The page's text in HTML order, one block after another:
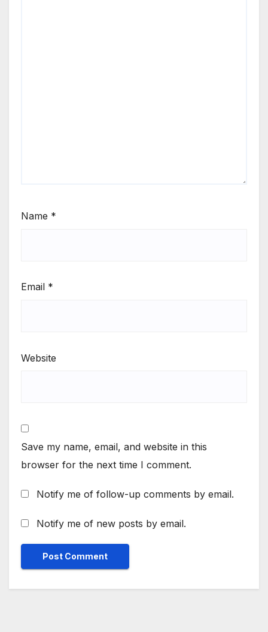
Name *
Email *
Website
Save my name, email, and website in this
browser for the next time I comment.
Notify me of follow-up comments by email.
Notify me of new posts by email.